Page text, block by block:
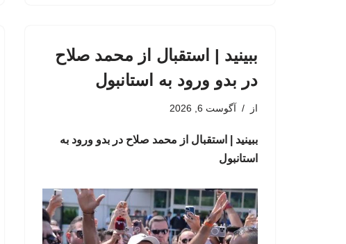
ببینید | استقبال از محمد صلاح
در بدو ورود به استانبول
از آگوست 6, 2026
ببینید | استقبال از محمد صلاح در بدو ورود به
استانبول